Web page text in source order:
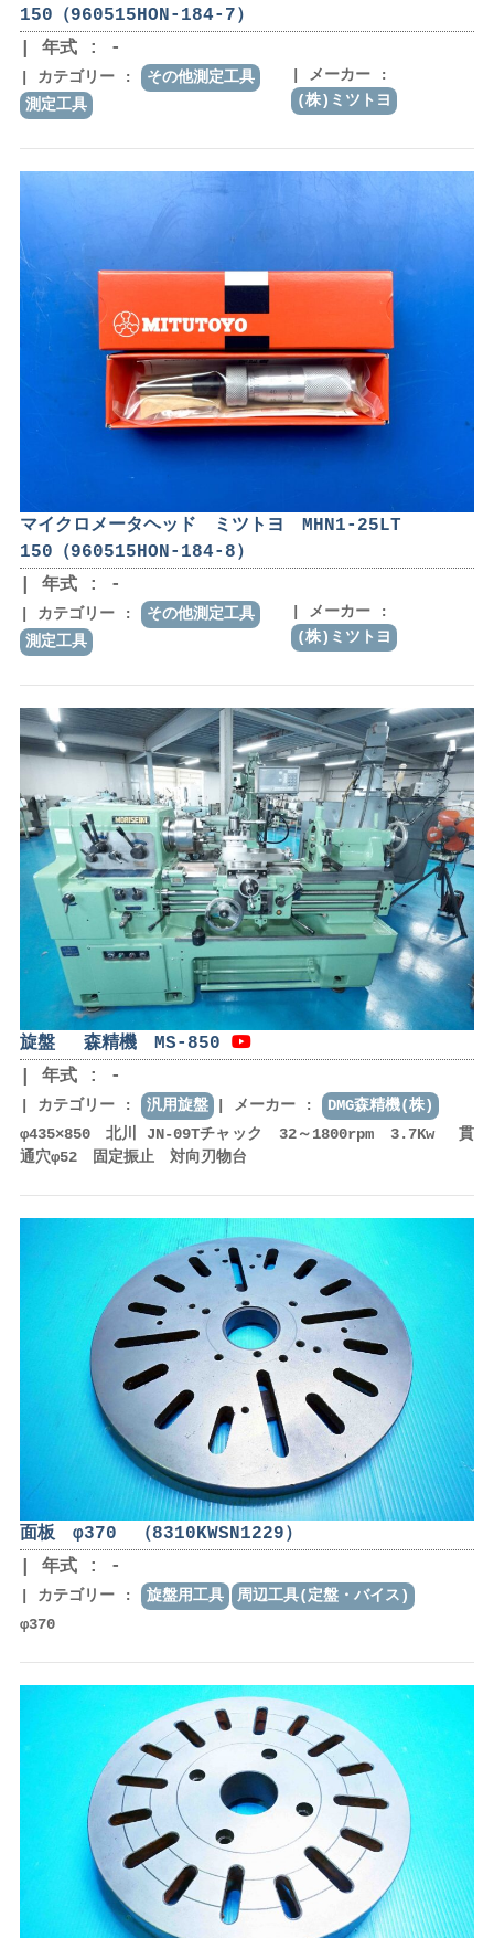
150（960515HON-184-7）
年式 : -
カテゴリー :
その他測定工具
測定工具
メーカー :
(株)ミツトヨ
マイクロメータヘッド ミツトヨ MHN1-25LT
150（960515HON-184-8）
年式 : -
カテゴリー :
その他測定工具
測定工具
メーカー :
(株)ミツトヨ
旋盤 森精機 MS-850
年式 : -
カテゴリー : 汎用旋盤 メーカー :
DMG森精機(株)
φ435×850 北川 JN-09Tチャック 32～1800rpm 3.7Kw 貫
通穴φ52 固定振止 対向刃物台
面板 φ370 （8310KWSN1229）
年式 : -
カテゴリー : 旋盤用工具
周辺工具(定盤・バイス)
φ370